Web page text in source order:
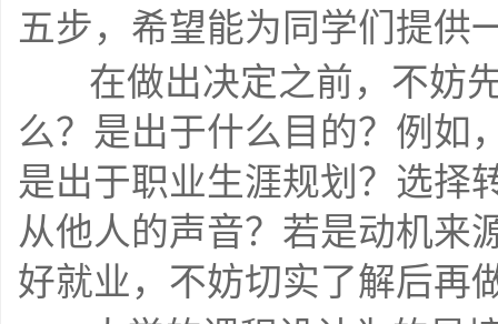
五步，希望能为同学们提供
么？是出于什么目的？例如
是出于职业生涯规划？选择
从他人的声音？若是动机来
好就业，不妨切实了解后再